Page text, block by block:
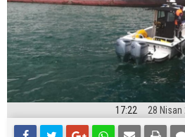
17:22 28 Nisan